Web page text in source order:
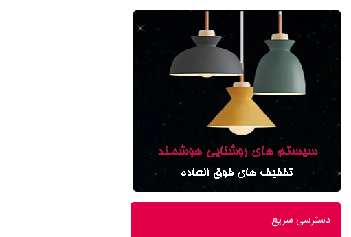
دسترسی سریع